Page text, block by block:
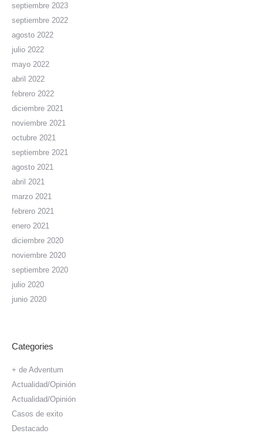
septiembre 2023
septiembre 2022
agosto 2022
julio 2022
mayo 2022
abril 2022
febrero 2022
diciembre 2021
noviembre 2021
octubre 2021
septiembre 2021
agosto 2021
abril 2021
marzo 2021
febrero 2021
enero 2021
diciembre 2020
noviembre 2020
septiembre 2020
julio 2020
junio 2020
Categories
+ de Adventum
Actualidad/Opinión
Actualidad/Opinión
Casos de exito
Destacado